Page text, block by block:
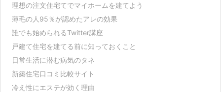
理想の注文住宅てでマイホームを建てよう
薄毛の人95％が認めたアレの効果
誰でも始められるTwitter講座
戸建て住宅を建てる前に知っておくこと
日常生活に潜む病気のタネ
新築住宅口コミ比較サイト
冷え性にエステが効く理由